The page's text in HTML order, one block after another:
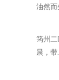
油然而
筠州
晨，